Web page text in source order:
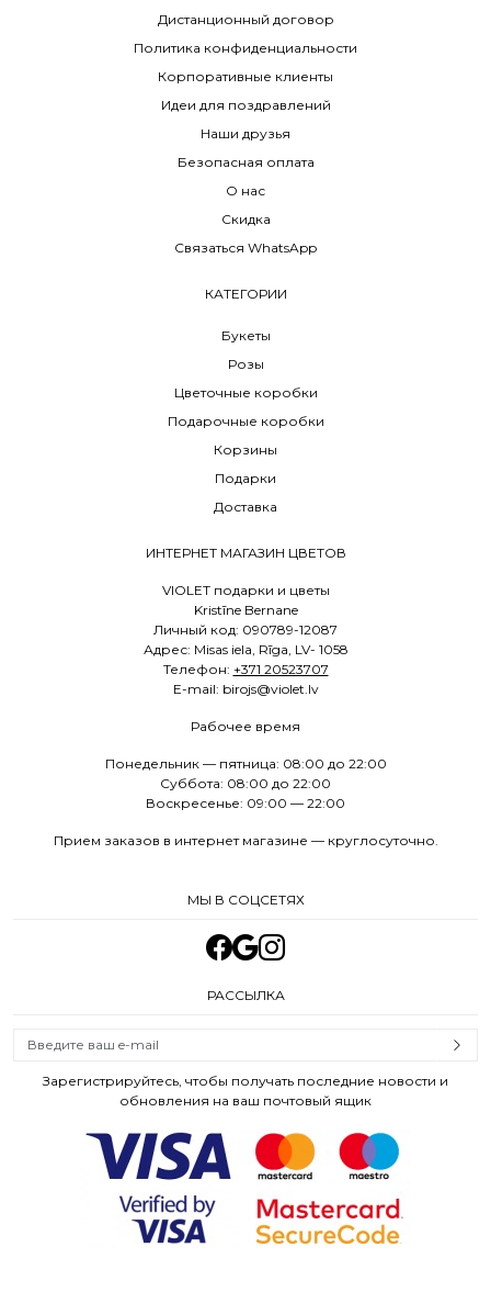
Дистанционный договор
Политика конфиденциальности
Корпоративные клиенты
Идеи для поздравлений
Наши друзья
Безопасная оплата
О нас
Скидка
Связаться WhatsApp
КАТЕГОРИИ
Букеты
Розы
Цветочные коробки
Подарочные коробки
Корзины
Подарки
Доставка
ИНТЕРНЕТ МАГАЗИН ЦВЕТОВ
VIOLET подарки и цветы
Kristīne Bernane
Личный код: 090789-12087
Адрес: Misas iela, Rīga, LV- 1058
Телефон: +371 20523707
E-mail: birojs@violet.lv
Рабочее время
Понедельник — пятница: 08:00 до 22:00
Суббота: 08:00 до 22:00
Воскресенье: 09:00 — 22:00
Прием заказов в интернет магазине — круглосуточно.
МЫ В СОЦСЕТЯХ
РАССЫЛКА
Зарегистрируйтесь, чтобы получать последние новости и
обновления на ваш почтовый ящик